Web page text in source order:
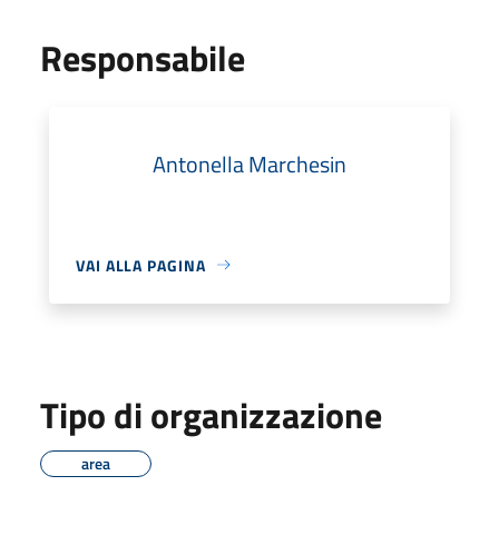
Responsabile
Antonella Marchesin
VAI ALLA PAGINA
Tipo di organizzazione
area